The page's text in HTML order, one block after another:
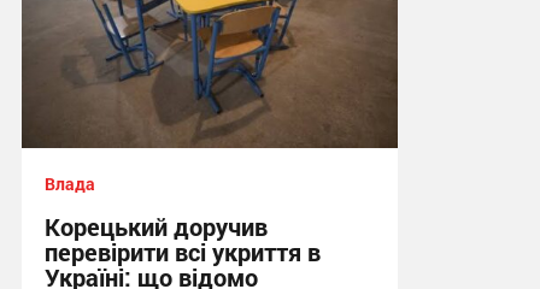
Влада
Корецький доручив
перевірити всі укриття в
Україні: що відомо